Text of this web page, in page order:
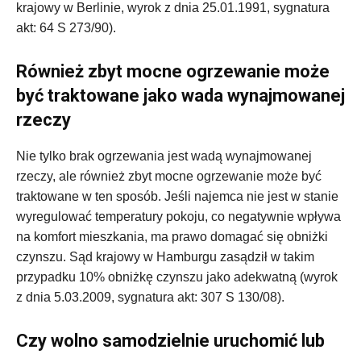
krajowy w Berlinie, wyrok z dnia 25.01.1991, sygnatura
akt: 64 S 273/90).
Również zbyt mocne ogrzewanie może
być traktowane jako wada wynajmowanej
rzeczy
Nie tylko brak ogrzewania jest wadą wynajmowanej
rzeczy, ale również zbyt mocne ogrzewanie może być
traktowane w ten sposób. Jeśli najemca nie jest w stanie
wyregulować temperatury pokoju, co negatywnie wpływa
na komfort mieszkania, ma prawo domagać się obniżki
czynszu. Sąd krajowy w Hamburgu zasądził w takim
przypadku 10% obniżkę czynszu jako adekwatną (wyrok
z dnia 5.03.2009, sygnatura akt: 307 S 130/08).
Czy wolno samodzielnie uruchomić lub